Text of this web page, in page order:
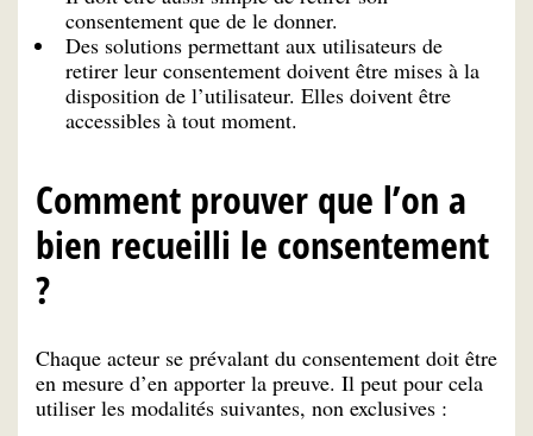
consentement que de le donner.
Des solutions permettant aux utilisateurs de
retirer leur consentement doivent être mises à la
disposition de l’utilisateur. Elles doivent être
accessibles à tout moment.
Comment prouver que l’on a
bien recueilli le consentement
?
Chaque acteur se prévalant du consentement doit être
en mesure d’en apporter la preuve. Il peut pour cela
utiliser les modalités suivantes, non exclusives :